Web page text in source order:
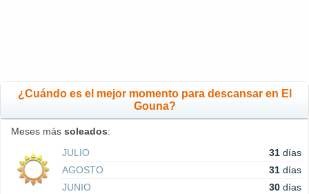
¿Cuándo es el mejor momento para descansar en El
Gouna?
Meses más soleados:
JULIO
31 días
AGOSTO
31 días
JUNIO
30 días